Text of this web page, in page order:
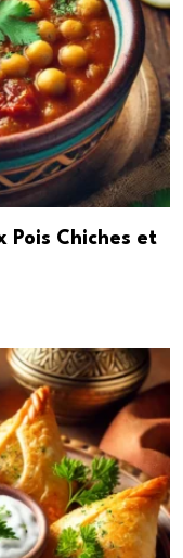
Pois Chiches et